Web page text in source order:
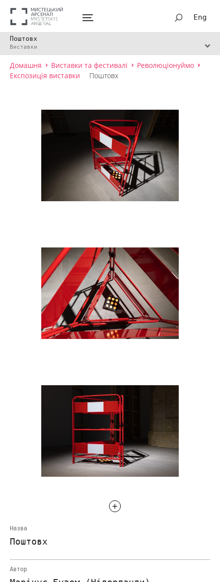
Eng
Поштовх
Виставки
Домашня Виставки та фестивалі
Революціонуймо
Експозиція виставки
Поштовх
Назва
Поштовх
Автор